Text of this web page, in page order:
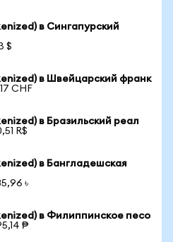
в Сингапурский
$
в Швейцарский франк
CHF
в Бразильский реал
R$
в Бангладешская
৳
в Филиппинское песо
₱